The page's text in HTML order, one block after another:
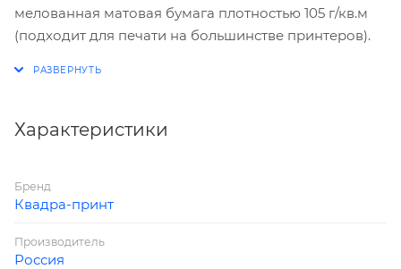
мелованная матовая бумага плотностью 105 г/кв.м
(подходит для печати на большинстве принтеров).
Характеристики
Бренд
Квадра-принт
Производитель
Россия